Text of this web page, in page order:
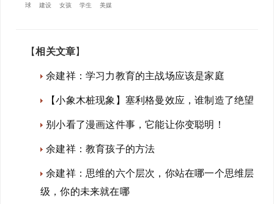
球
建设 女孩 学生 美媒
【相关文章】
余建祥：学习力教育的主战场应该是家庭
【小象木桩现象】塞利格曼效应，谁制造了绝望
别小看了漫画这件事，它能让你变聪明！
余建祥：教育孩子的方法
余建祥：思维的六个层次，你站在哪一个思维层
级，你的未来就在哪